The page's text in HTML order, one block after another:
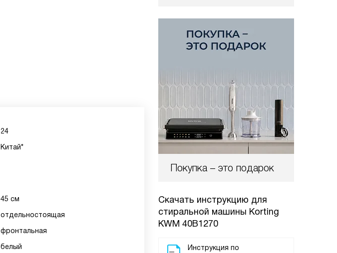
Покупка – это подарок
Скачать инструкцию для
стиральной машины Korting
KWM 40B1270
Инструкция по
24
Китай*
45 см
отдельностоящая
фронтальная
белый